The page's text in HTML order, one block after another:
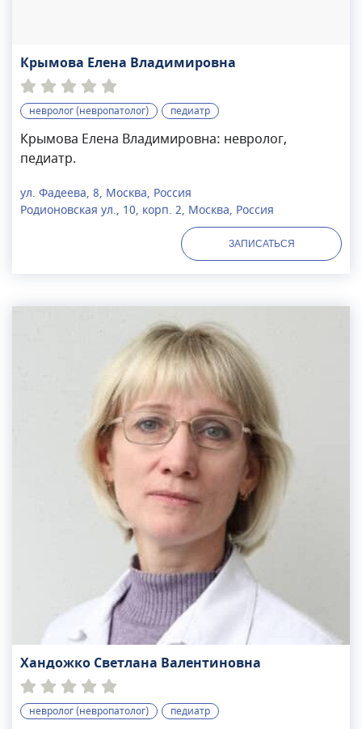
Крымова Елена Владимировна
невролог (невропатолог) педиатр
Крымова Елена Владимировна: невролог,
педиатр.
ул. Фадеева, 8, Москва, Россия
Родионовская ул., 10, корп. 2, Москва, Россия
ЗАПИСАТЬСЯ
Хандожко Светлана Валентиновна
невролог (невропатолог) педиатр